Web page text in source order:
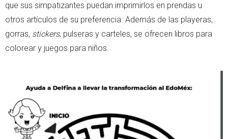
que sus simpatizantes puedan imprimirlos en prendas u
otros artículos de su preferencia. Además de las playeras,
gorras, stickers, pulseras y carteles, se ofrecen libros para
colorear y juegos para niños.